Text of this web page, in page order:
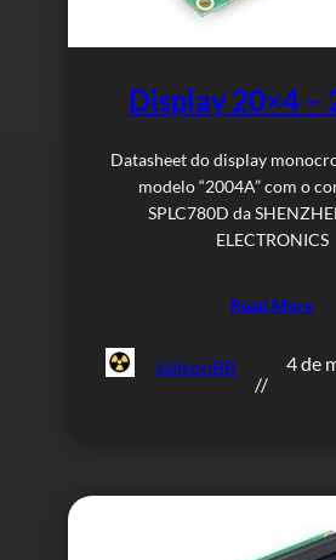
Display 20×4 –
Datasheet do display
modelo “2004A” com o
SPLC780D da
ELECTRONICS
Read More
JailsonBR
//
4 de